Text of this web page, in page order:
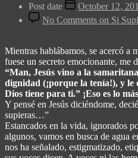
Post date
October 12,
No Comments on Si
Mientras hablábamos, se acercó a
fuese un secreto emocionante, me
“Man, Jesús vino a la
dignidad (¡porque la tenía!), y le
Dios tiene para ti.” ¡Eso es lo
Y pensé en Jesús diciéndome,
supieras…”
Estancados en la vida, ignorados
algunos, vamos en busca de agua
nos ha señalado, estigmatizado,